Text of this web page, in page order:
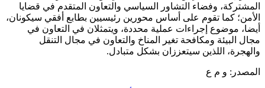
المشتركة، وفضاء التشاور السياسي والتعاون المتقدم في قضايا
الأمن؛ كما تقوم على أساس محورين رئيسيين بطابع أفقي سيكونان،
أيضا، موضوع إجراءات عملية محددة، ويتمثلان في التعاون في
مجال البيئة ومكافحة تغير المناخ والتعاون في مجال التنقل
والهجرة، اللذين سيتعززان بشكل متبادل.
المصدر: و م ع